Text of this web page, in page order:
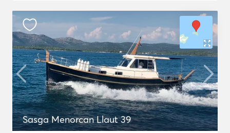
Sasga Menorcan Llaut 39